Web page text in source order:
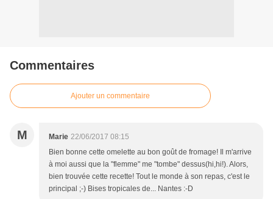
Commentaires
Ajouter un commentaire
M Marie 22/06/2017 08:15
Bien bonne cette omelette au bon goût de fromage! Il m'arrive
à moi aussi que la "flemme" me "tombe" dessus(hi,hi!). Alors,
bien trouvée cette recette! Tout le monde à son repas, c'est le
principal ;-) Bises tropicales de... Nantes :-D